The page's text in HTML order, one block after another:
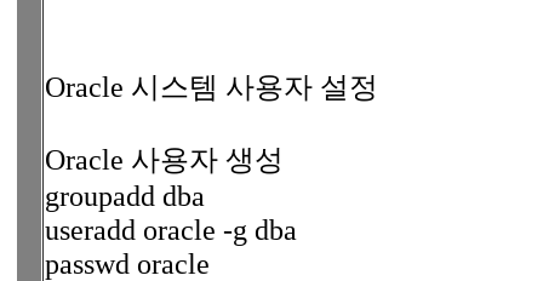
Oracle 시스템 사용자 설정
Oracle 사용자 생성
groupadd dba
useradd oracle -g dba
passwd oracle